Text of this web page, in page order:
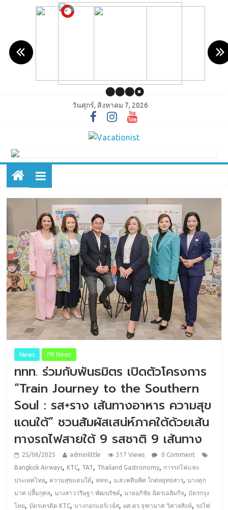
วันศุกร์, สิงหาคม 7, 2026
News PR News
ททท. ร่วมกับพันธมิตร เปิดตัวโครงการ
“Train Journey to the Southern
Soul : รส+ราง เส้นทางอาหาร ความสุข
แดนใต้” ชวนสัมผัสเสน่ห์ภาคใต้ด้วยเส้น
ทางรถไฟสายใต้ 9 รสชาติ 9 เส้นทาง
25/06/2025 adminlittle 317 Views
0 Comment
Bangkok Airways, KTC, TAT, Thailand Gastronomy, การรถไฟแห่ง
ประเทศไทย, ความสุขแดนใต้,ททท.,น.ส.เพลินพิศ โกศลยุทธสาร,นางศุภ
มาศ ปลื้มกุศล,นางสาววริษฐา พัฒนรัชต์,นายอภิชัย ฉัตรเฉลิมกิจ,บัตรกรุง
ไทย,บัตรเครดิต KTC,บางกอกแอร์เวย์ส,ผศ.ดร.จุฑามาศ วิศาลสิงห์, รถไฟ